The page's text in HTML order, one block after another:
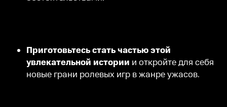
Приготовьтесь стать частью этой
увлекательной истории и откройте для себя
новые грани ролевых игр в жанре ужасов.